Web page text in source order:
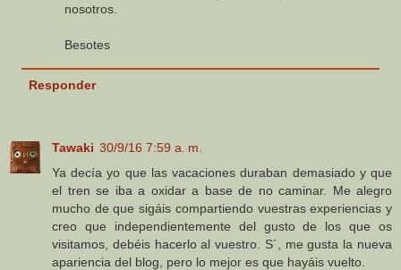
nosotros.
Besotes
Responder
Tawaki 30/9/16 7:59 a. m.
Ya decía yo que las vacaciones duraban demasiado y que
el tren se iba a oxidar a base de no caminar. Me alegro
mucho de que sigáis compartiendo vuestras experiencias y
creo que independientemente del gusto de los que os
visitamos, debéis hacerlo al vuestro. S´, me gusta la nueva
apariencia del blog, pero lo mejor es que hayáis vuelto.